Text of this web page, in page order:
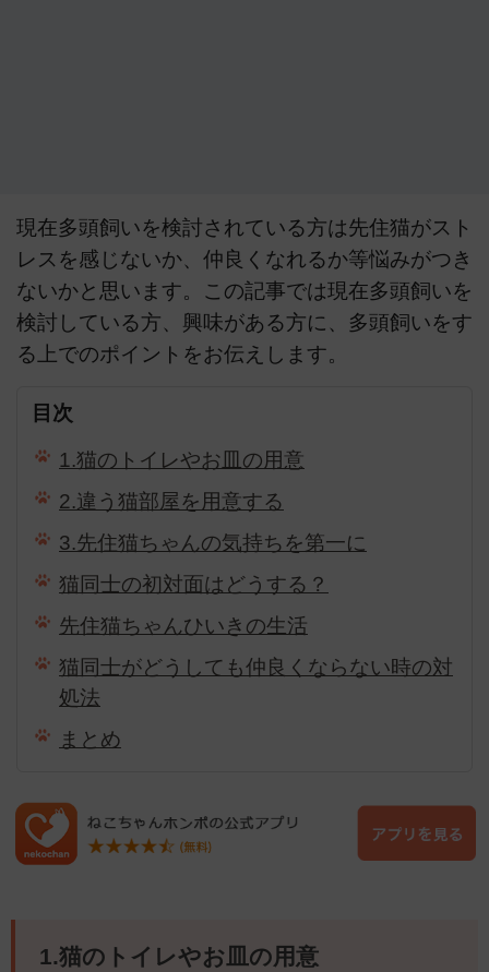
現在多頭飼いを検討されている方は先住猫がスト
レスを感じないか、仲良くなれるか等悩みがつき
ないかと思います。この記事では現在多頭飼いを
検討している方、興味がある方に、多頭飼いをす
る上でのポイントをお伝えします。
目次
1.猫のトイレやお皿の用意
2.違う猫部屋を用意する
3.先住猫ちゃんの気持ちを第一に
猫同士の初対面はどうする？
先住猫ちゃんひいきの生活
猫同士がどうしても仲良くならない時の対
処法
まとめ
1.猫のトイレやお皿の用意